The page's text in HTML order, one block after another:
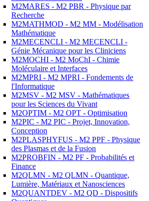
M2MARES - M2 PBR - Physique par
Recherche
M2MATHMOD - M2 MM - Modélisation
Mathématique
M2MECENCLI - M2 MECENCLI -
Génie Mécanique pour les Cliniciens
M2MOCHI - M2 MoChI - Chimie
Moléculaire et Interfaces
M2MPRI - M2 MPRI - Fondements de
l'Informatique
M2MSV - M2 MSV - Mathématiques
pour les Sciences du Vivant
M2OPTIM - M2 OPT - Optimisation
M2PIC - M2 PIC - Projet, Innovation,
Conception
M2PLASPHYFUS - M2 PPF - Physique
des Plasmas et de la Fusion
M2PROBFIN - M2 PF - Probabilités et
Finance
M2QLMN - M2 QLMN - Quantique,
Lumière, Matériaux et Nanosciences
M2QUANTDEV - M2 QD - Dispositifs